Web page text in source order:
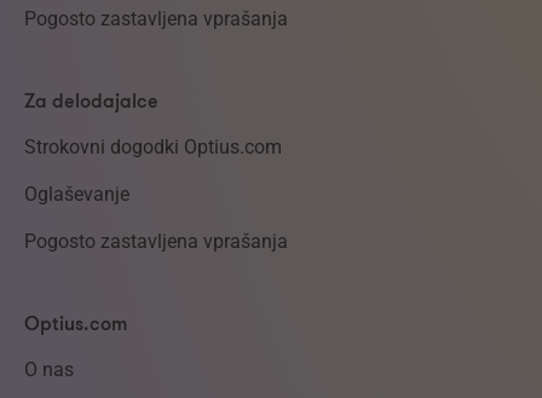
Pogosto zastavljena vprašanja
Za delodajalce
Strokovni dogodki Optius.com
Oglaševanje
Pogosto zastavljena vprašanja
Optius.com
O nas